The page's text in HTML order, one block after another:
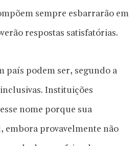
sempre esbarrarão em
respostas satisfatórias.
país podem ser, segundo a
Instituições
nome porque sua
provavelmente não